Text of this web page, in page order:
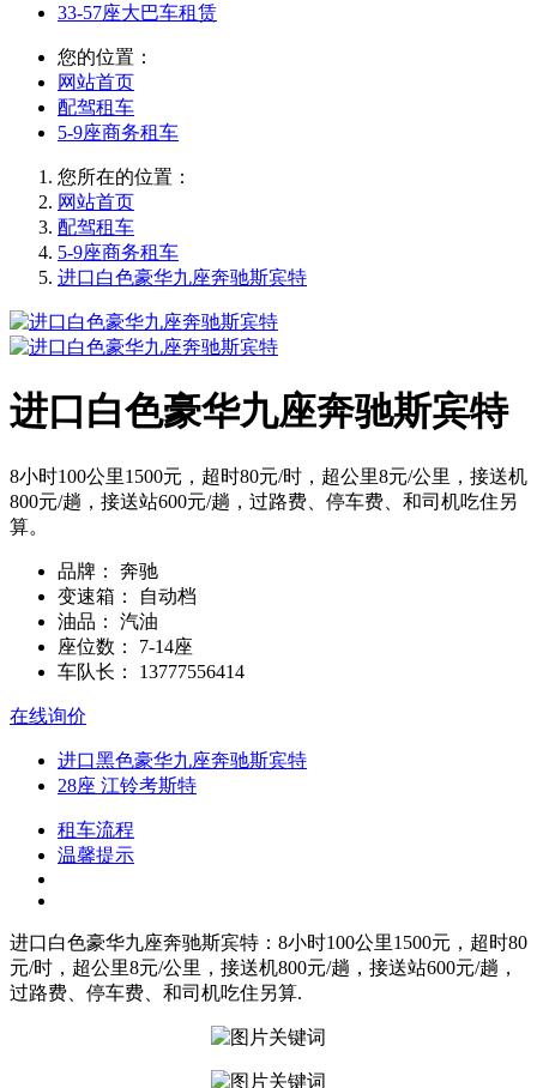
33-57座大巴车租赁
您的位置：
网站首页
配驾租车
5-9座商务租车
您所在的位置：
网站首页
配驾租车
5-9座商务租车
进口白色豪华九座奔驰斯宾特
进口白色豪华九座奔驰斯宾特
8小时100公里1500元，超时80元/时，超公里8元/公里，接送机
800元/趟，接送站600元/趟，过路费、停车费、和司机吃住另
算。
品牌：
奔驰
变速箱：
自动档
油品：
汽油
座位数：
7-14座
车队长：
13777556414
在线询价
进口黑色豪华九座奔驰斯宾特
28座 江铃考斯特
租车流程
温馨提示
进口白色豪华九座奔驰斯宾特：8小时100公里1500元，超时80
元/时，超公里8元/公里，接送机800元/趟，接送站600元/趟，
过路费、停车费、和司机吃住另算.